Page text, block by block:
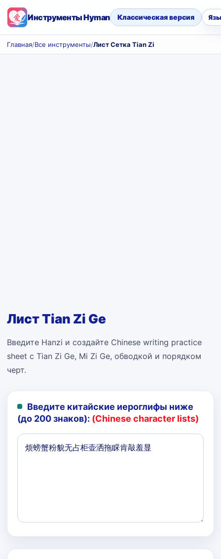
Инструменты Hyman Классическая версия
Главная/Все инструменты/Лист Сетка Tian Zi
Лист Tian Zi Ge
Введите Hanzi и создайте Chinese writing practice
sheet с Tian Zi Ge, Mi Zi Ge, обводкой и порядком
черт.
Введите китайские иероглифы ниже
(до 200 знаков): (Chinese character lists)